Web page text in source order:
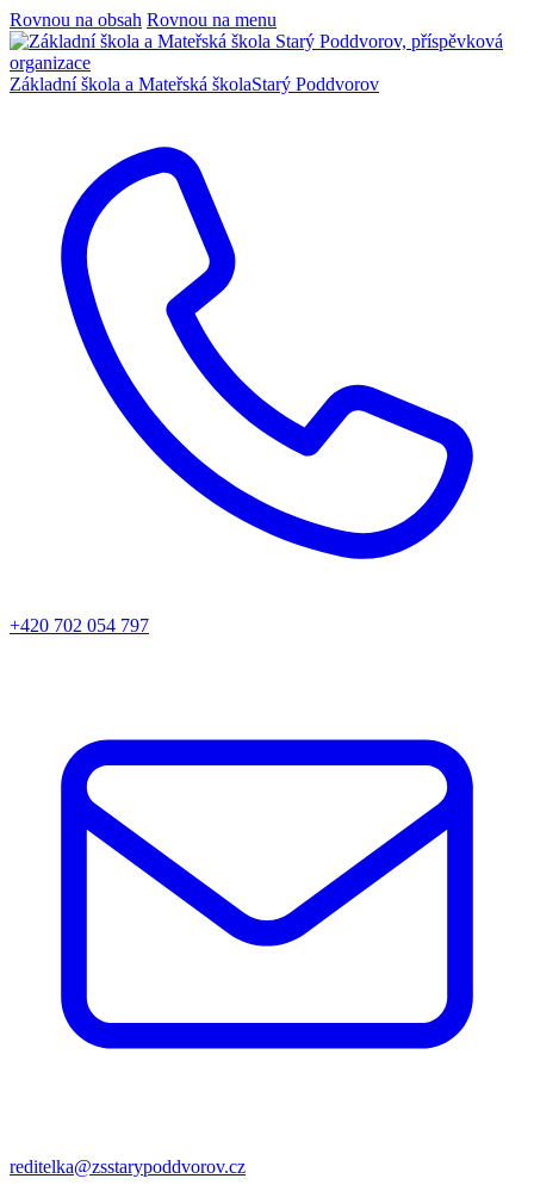
Rovnou na obsah Rovnou na menu
Základní škola a Mateřská školaStarý Poddvorov
+420 702 054 797
reditelka@zsstarypoddvorov.cz